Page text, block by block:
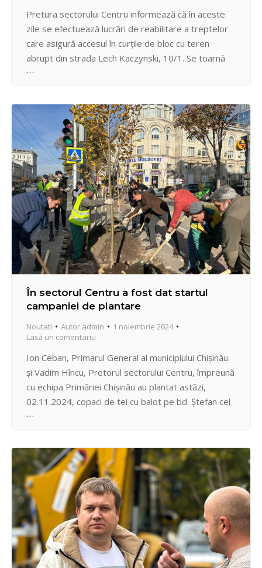
Pretura sectorului Centru informează că în aceste
zile se efectuează lucrări de reabilitare a treptelor
care asigură accesul în curțile de bloc cu teren
abrupt din strada Lech Kaczynski, 10/1. Se toarnă
fundația și se montează plăcile betonate. Scările
siguranță. După finisarea lucrărilor, treptele vor
conferi stabilitate deplină…
În sectorul Centru a fost dat startul
campaniei de plantare
Noutati Autor admin
1 noiembrie 2024
Lasă un comentariu
Ion Ceban, Primarul General al municipiului Chișinău
și Vadim Hîncu, Pretorul sectorului Centru, împreună
cu echipa Primăriei Chișinău au plantat astăzi,
02.11.2024, copaci de tei cu balot pe bd. Ștefan cel
Mare și Sfânt, dând astfel start campaniei de
municipiului să participe la acțiunile de plantare,
împreună putem face…